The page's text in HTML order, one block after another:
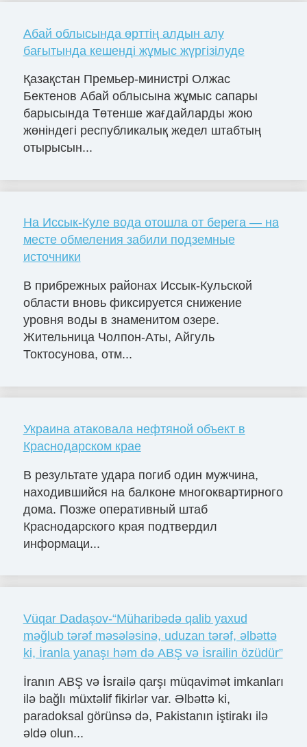
Абай облысында өрттің алдын алу
бағытында кешенді жұмыс жүргізілуде
Қазақстан Премьер-министрі Олжас
Бектенов Абай облысына жұмыс сапары
барысында Төтенше жағдайларды жою
жөніндегі республикалық жедел штабтың
отырысын...
На Иссык-Куле вода отошла от берега — на
месте обмеления забили подземные
источники
В прибрежных районах Иссык-Кульской
области вновь фиксируется снижение
уровня воды в знаменитом озере.
Жительница Чолпон-Аты, Айгуль
Токтосунова, отм...
Украина атаковала нефтяной объект в
Краснодарском крае
В результате удара погиб один мужчина,
находившийся на балконе многоквартирного
дома. Позже оперативный штаб
Краснодарского края подтвердил
информаци...
Vüqar Dadaşov-“Müharibədə qalib yaxud
məğlub tərəf məsələsinə, uduzan tərəf, əlbəttə
ki, İranla yanaşı həm də ABŞ və İsrailin özüdür”
İranın ABŞ və İsrailə qarşı müqavimət imkanları
ilə bağlı müxtəlif fikirlər var. Əlbəttə ki,
paradoksal görünsə də, Pakistanın iştirakı ilə
əldə olun...